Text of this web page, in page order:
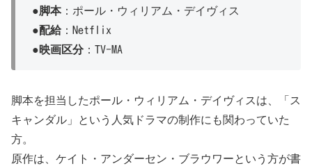
●脚本：ポール・ウィリアム・デイヴィス
●配給：Netflix
●映画区分：TV-MA
脚本を担当したポール・ウィリアム・デイヴィスは、「ス
キャンダル」という人気ドラマの制作にも関わっていた
方。
原作は、ケイト・アンダーセン・ブラウワーという方が書